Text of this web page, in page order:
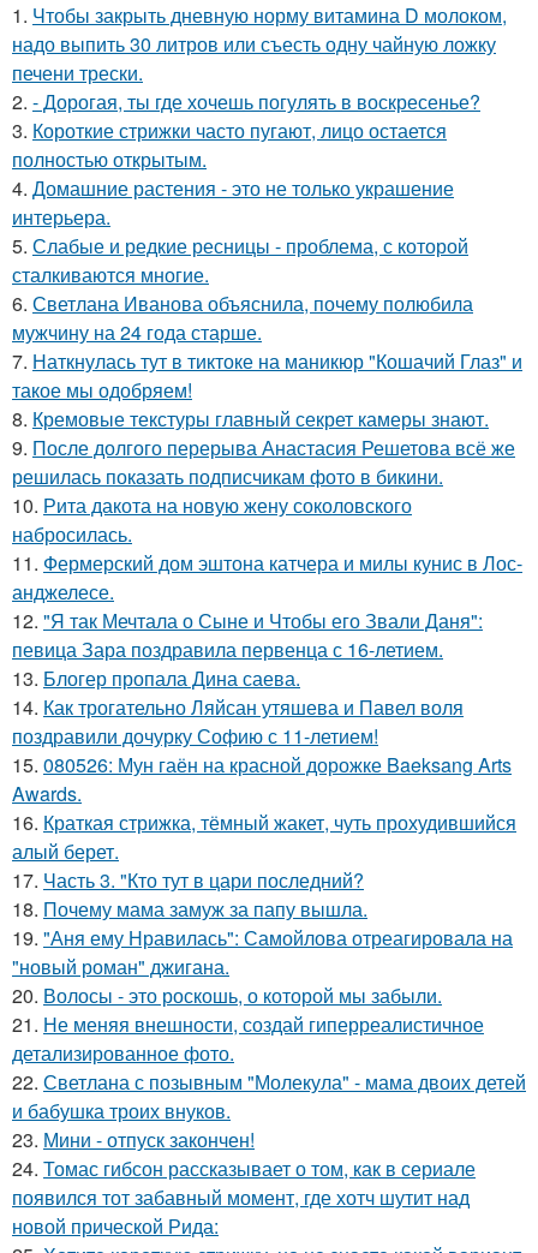
1. Чтобы закрыть дневную норму витамина D молоком,
надо выпить 30 литров или съесть одну чайную ложку
печени трески.
2. - Дорогая, ты где хочешь погулять в воскресенье?
3. Короткие стрижки часто пугают, лицо остается
полностью открытым.
4. Домашние растения - это не только украшение
интерьера.
5. Слабые и редкие ресницы - проблема, с которой
сталкиваются многие.
6. Светлана Иванова объяснила, почему полюбила
мужчину на 24 года старше.
7. Наткнулась тут в тиктоке на маникюр "Кошачий Глаз" и
такое мы одобряем!
8. Кремовые текстуры главный секрет камеры знают.
9. После долгого перерыва Анастасия Решетова всё же
решилась показать подписчикам фото в бикини.
10. Рита дакота на новую жену соколовского
набросилась.
11. Фермерский дом эштона катчера и милы кунис в Лос-
анджелесе.
12. "Я так Мечтала о Сыне и Чтобы его Звали Даня":
певица Зара поздравила первенца с 16-летием.
13. Блогер пропала Дина саева.
14. Как трогательно Ляйсан утяшева и Павел воля
поздравили дочурку Софию с 11-летием!
15. 080526: Мун гаён на красной дорожке Baeksang Arts
Awards.
16. Краткая стрижка, тёмный жакет, чуть прохудившийся
алый берет.
17. Часть 3. "Кто тут в цари последний?
18. Почему мама замуж за папу вышла.
19. "Аня ему Нравилась": Самойлова отреагировала на
"новый роман" джигана.
20. Волосы - это роскошь, о которой мы забыли.
21. Не меняя внешности, создай гиперреалистичное
детализированное фото.
22. Светлана с позывным "Молекула" - мама двоих детей
и бабушка троих внуков.
23. Мини - отпуск закончен!
24. Томас гибсон рассказывает о том, как в сериале
появился тот забавный момент, где хотч шутит над
новой прической Рида: